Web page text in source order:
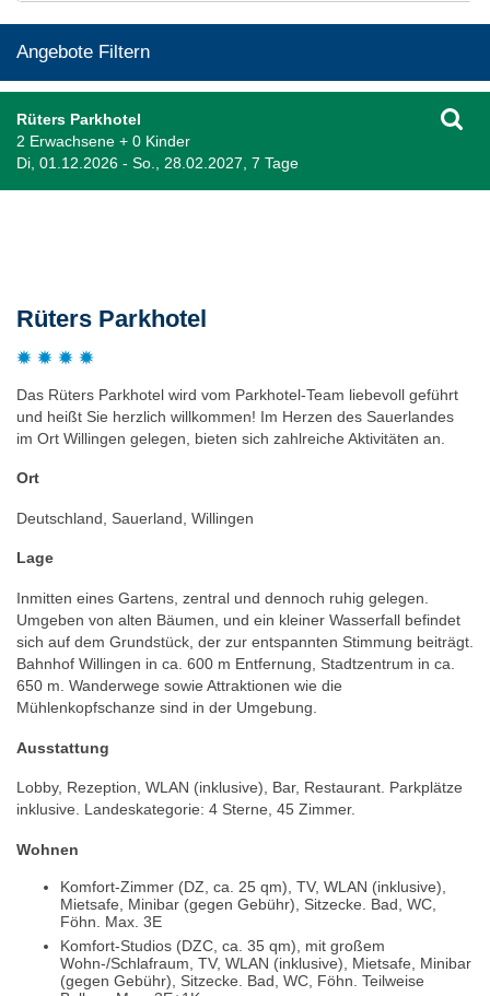
Angebote Filtern
Rüters Parkhotel
2 Erwachsene + 0 Kinder
Di, 01.12.2026 - So., 28.02.2027, 7 Tage
Rüters Parkhotel
Das Rüters Parkhotel wird vom Parkhotel-Team liebevoll geführt
und heißt Sie herzlich willkommen! Im Herzen des Sauerlandes
im Ort Willingen gelegen, bieten sich zahlreiche Aktivitäten an.
Ort
Deutschland, Sauerland, Willingen
Lage
Inmitten eines Gartens, zentral und dennoch ruhig gelegen.
Umgeben von alten Bäumen, und ein kleiner Wasserfall befindet
sich auf dem Grundstück, der zur entspannten Stimmung beiträgt.
Bahnhof Willingen in ca. 600 m Entfernung, Stadtzentrum in ca.
650 m. Wanderwege sowie Attraktionen wie die
Mühlenkopfschanze sind in der Umgebung.
Ausstattung
Lobby, Rezeption, WLAN (inklusive), Bar, Restaurant. Parkplätze
inklusive. Landeskategorie: 4 Sterne, 45 Zimmer.
Wohnen
Komfort-Zimmer (DZ, ca. 25 qm), TV, WLAN (inklusive),
Mietsafe, Minibar (gegen Gebühr), Sitzecke. Bad, WC,
Föhn. Max. 3E
Komfort-Studios (DZC, ca. 35 qm), mit großem
Wohn-/Schlafraum, TV, WLAN (inklusive), Mietsafe, Minibar
(gegen Gebühr), Sitzecke. Bad, WC, Föhn. Teilweise